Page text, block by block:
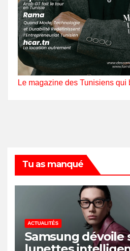
Le magazine des Tunisiens qui
Tu as manqué
ACTUALITÉS
Samsung dévoile